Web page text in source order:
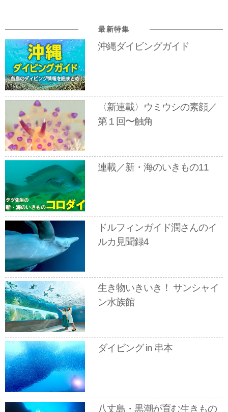
最新特集
沖縄ダイビングガイド
〈新連載〉ウミウシの素顔／
第１回〜触角
連載／新・海のいきもの11
ドルフィンガイド潤さんのイ
ルカ見聞録4
生き物いきいき！ サンシャイ
ン水族館
ダイビング in 串本
八丈島・黒潮が育む生きもの